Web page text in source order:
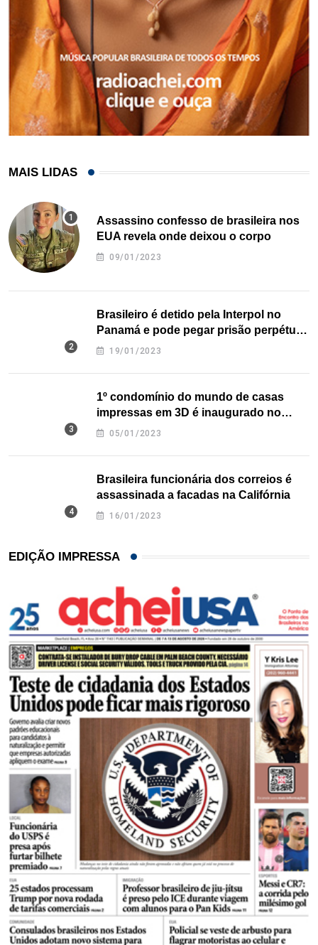
MAIS LIDAS
Assassino confesso de brasileira nos
EUA revela onde deixou o corpo
09/01/2023
Brasileiro é detido pela Interpol no
Panamá e pode pegar prisão perpétua
nos EUA
19/01/2023
1º condomínio do mundo de casas
impressas em 3D é inaugurado no
Texas
05/01/2023
Brasileira funcionária dos correios é
assassinada a facadas na Califórnia
16/01/2023
EDIÇÃO IMPRESSA